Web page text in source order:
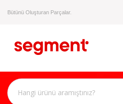
Bütünü Oluşturan Parçalar.